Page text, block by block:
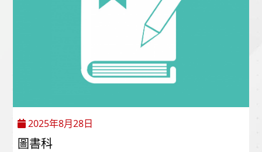
2025年8月28日
圖書科